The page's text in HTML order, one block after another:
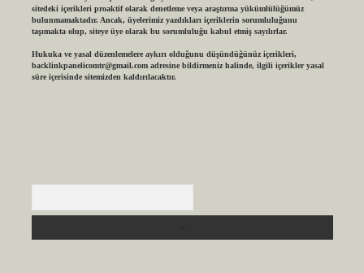
sitedeki içerikleri proaktif olarak denetleme veya araştırma yükümlülüğümüz
bulunmamaktadır. Ancak, üyelerimiz yazdıkları içeriklerin sorumluluğunu
taşımakta olup, siteye üye olarak bu sorumluluğu kabul etmiş sayılırlar.
Hukuka ve yasal düzenlemelere aykırı olduğunu düşündüğünüz içerikleri,
backlinkpanelicomtr@gmail.comadresine bildirmeniz halinde, ilgili içerikler yasal
süre içerisinde sitemizden kaldırılacaktır.